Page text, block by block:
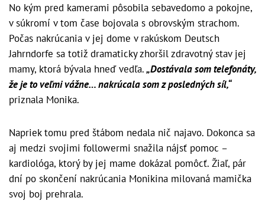
No kým pred kamerami pôsobila sebavedomo a pokojne,
v súkromí v tom čase bojovala s obrovským strachom.
Počas nakrúcania v jej dome v rakúskom Deutsch
Jahrndorfe sa totiž dramaticky zhoršil zdravotný stav jej
mamy, ktorá bývala hneď vedľa.„Dostávala som telefonáty,
že je to veľmi vážne… nakrúcala som z posledných síl,“
priznala Monika.
Napriek tomu pred štábom nedala nič najavo. Dokonca sa
aj medzi svojimi followermi snažila nájsť pomoc –
kardiológa, ktorý by jej mame dokázal pomôcť. Žiaľ, pár
dní po skončení nakrúcania Monikina milovaná mamička
svoj boj prehrala.